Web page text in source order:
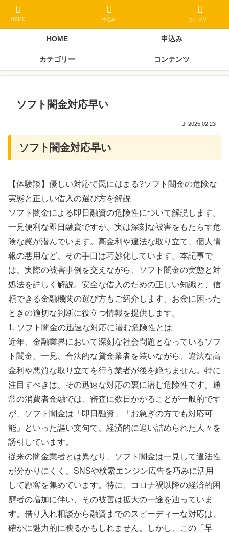
金クローネにご相談ください
HOME 申込み
カテゴリー コンテンツ
ソフト闇金対応早い
2025.02.23
ソフト闇金対応早い
【体験談】優しい対応で罠にはまる?ソフト闇金の危険な
実態と正しい借入の選び方を解説
ソフト闇金による即日融資の危険性について解説します。
一見便利な即日融資ですが、実は深刻な被害をもたらす危
険な罠が潜んでいます。高金利や違法な取り立て、個人情
報の悪用など、その手口は巧妙化しています。本記事で
は、実際の被害事例を交えながら、ソフト闇金の実態と対
処法を詳しく解説。安全な借入のための正しい知識と、信
頼できる金融機関の選び方もご紹介します。お金に困った
ときの適切な判断に役立つ情報を提供します。
1. ソフト闇金の迅速な対応に潜む危険性とは
近年、金融業界において深刻な社会問題となっているソフ
ト闇金。一見、合法的な貸金業者を装いながら、違法な高
金利や悪質な取り立てを行う業者が後を絶ちません。特に
注目すべきは、その迅速な対応の裏に潜む危険性です。通
常の消費者金融では、審査に数日かかることが一般的です
が、ソフト闇金は「即日融資」「お急ぎの方でも対応可
能」といった謳い文句で、経済的に追い詰められた人々を
誘引しています。
従来の闇金業者とは異なり、ソフト闇金は一見して違法性
が分かりにくく、SNSや検索エンジン広告を巧みに活用
して顧客を集めています。特に、コロナ禍以降の経済的困
窮者の増加に伴い、その被害は拡大の一途を辿っていま
す。借り入れ相談から融資までのスピーディーな対応は、
確かに魅力的に映るかもしれません。しかし、この「早
HOME 申込み カテゴリー